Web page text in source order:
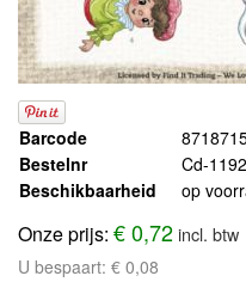
Barcode
Bestelnr
Cd-
Beschikbaarheid
op
Onze prijs: € 0,72incl. btw
U bespaart: € 0,08